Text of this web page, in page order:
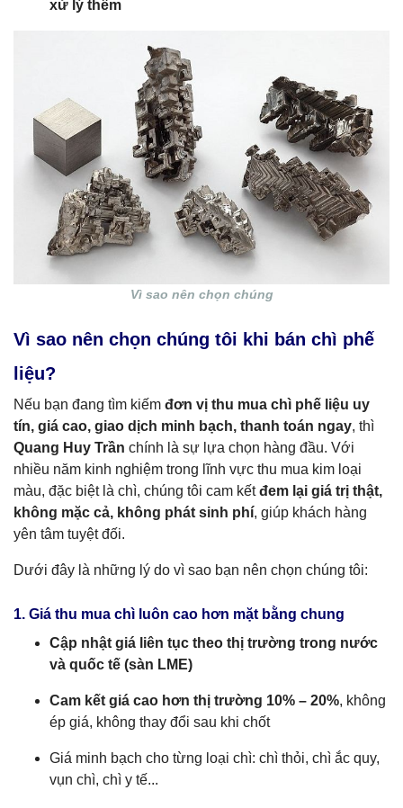
xử lý thêm
Vì sao nên chọn chúng
Vì sao nên chọn chúng tôi khi bán chì phế
liệu?
Nếu bạn đang tìm kiếm đơn vị thu mua chì phế liệu uy
tín, giá cao, giao dịch minh bạch, thanh toán ngay, thì
Quang Huy Trần chính là sự lựa chọn hàng đầu. Với
nhiều năm kinh nghiệm trong lĩnh vực thu mua kim loại
màu, đặc biệt là chì, chúng tôi cam kếtđem lại giá trị thật,
không mặc cả, không phát sinh phí, giúp khách hàng
yên tâm tuyệt đối.
Dưới đây là những lý do vì sao bạn nên chọn chúng tôi:
1. Giá thu mua chì luôn cao hơn mặt bằng chung
Cập nhật giá liên tục theo thị trường trong nước
và quốc tế (sàn LME)
Cam kết giá cao hơn thị trường 10% – 20%, không
ép giá, không thay đổi sau khi chốt
Giá minh bạch cho từng loại chì: chì thỏi, chì ắc quy,
vụn chì, chì y tế...